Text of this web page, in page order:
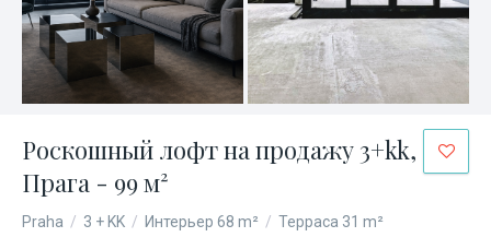
Роскошный лофт на продажу 3+kk,
Прага - 99 м²
Praha / 3 + KK / Интерьер 68 m² / Терраса 31 m²